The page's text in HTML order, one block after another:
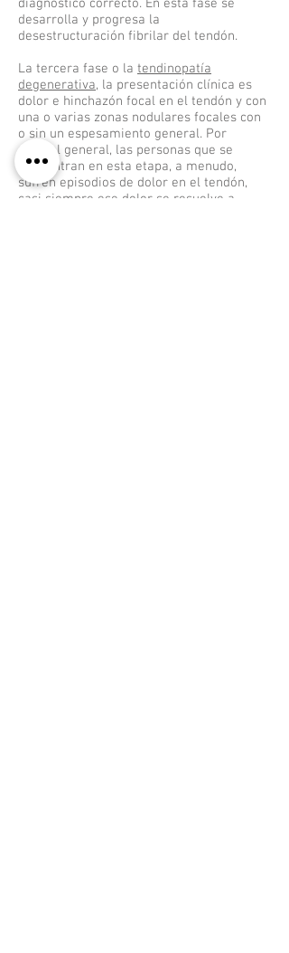
diagnóstico correcto. En esta fase se
desarrolla y progresa la
desestructuración fibrilar del tendón.
La tercera fase o la tendinopatía
degenerativa, la presentación clínica es
dolor e hinchazón focal en el tendón y con
una o varias zonas nodulares focales con
o sin un espesamiento general. Por
normal general, las personas que se
encuentran en esta etapa, a menudo,
sufren episodios de dolor en el tendón,
casi siempre ese dolor se resuelve a